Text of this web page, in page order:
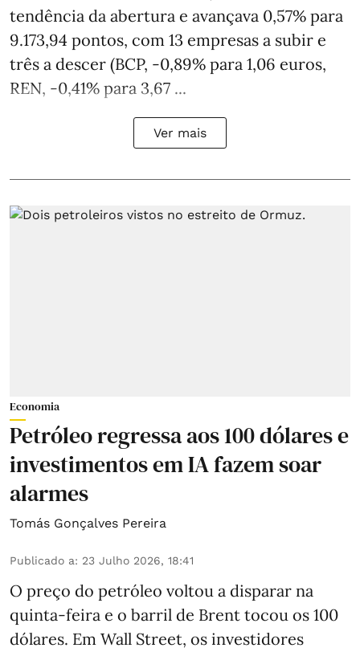
tendência da abertura e avançava 0,57% para
9.173,94 pontos, com 13 empresas a subir e
três a descer (BCP, -0,89% para 1,06 euros,
REN, -0,41% para 3,67 ...
Ver mais
Economia
Petróleo regressa aos 100 dólares e
investimentos em IA fazem soar
alarmes
Tomás Gonçalves Pereira
Publicado a: 23 Julho 2026, 18:41
O preço do petróleo voltou a disparar na
quinta-feira e o barril de Brent tocou os 100
dólares. Em Wall Street, os investidores